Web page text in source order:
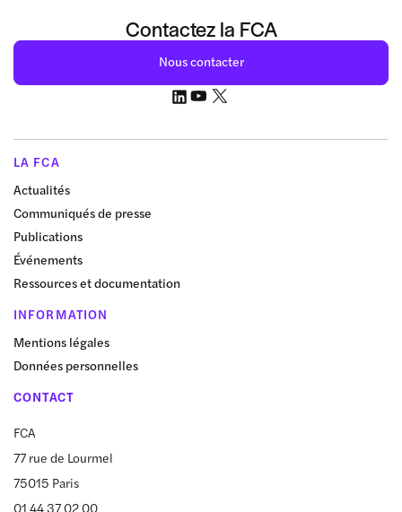
Contactez la FCA
Nous contacter
LA FCA
Actualités
Communiqués de presse
Publications
Événements
Ressources et documentation
INFORMATION
Mentions légales
Données personnelles
CONTACT
FCA
77 rue de Lourmel
75015 Paris
01 44 37 02 00